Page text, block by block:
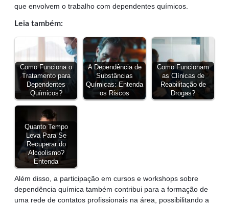
que envolvem o trabalho com dependentes químicos.
Leia também:
Como Funciona o
Tratamento para
Dependentes
Químicos?
A Dependência de
Substâncias
Químicas: Entenda
os Riscos
Como Funcionam
as Clínicas de
Reabilitação de
Drogas?
Quanto Tempo
Leva Para Se
Recuperar do
Alcoolismo?
Entenda
Além disso, a participação em cursos e workshops sobre
dependência química também contribui para a formação de
uma rede de contatos profissionais na área, possibilitando a